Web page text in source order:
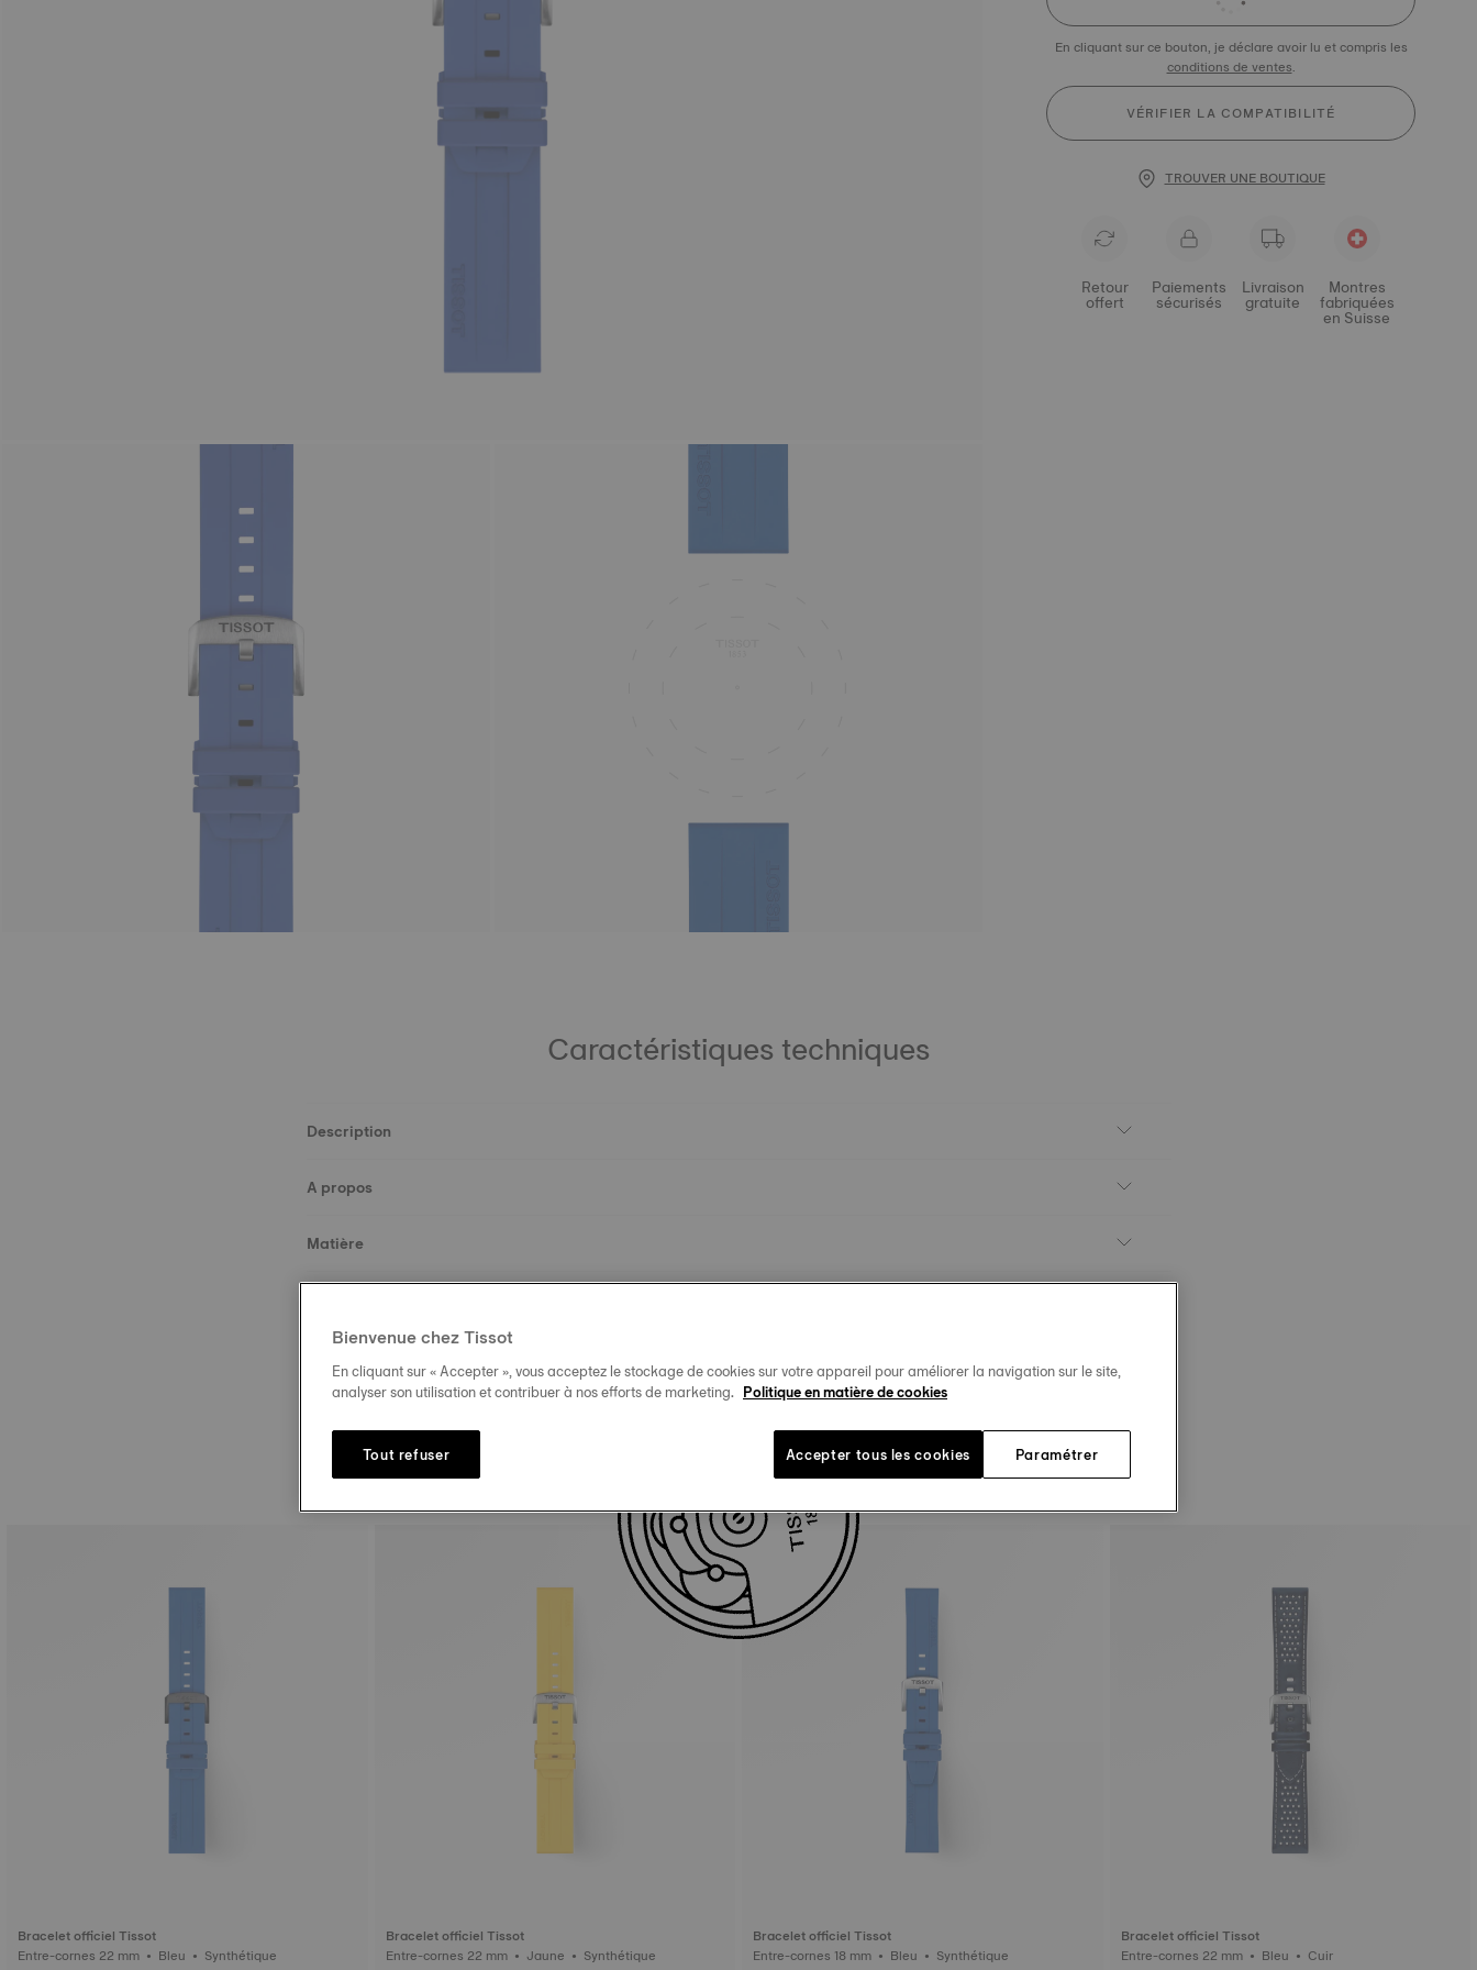
En cliquant sur ce bouton, je déclare avoir lu et compris les
conditions de ventes.
VÉRIFIER LA COMPATIBILITÉ
TROUVER UNE BOUTIQUE
Retour
offert
Paiements
sécurisés
Livraison
gratuite
Montres
fabriquées
en Suisse
Caractéristiques techniques
Description
A propos
Matière
Produits similaires
Bracelet officiel Tissot
Entre-cornes 22 mm • Bleu • Synthétique
Bracelet officiel Tissot
Entre-cornes 22 mm • Jaune • Synthétique
Bracelet officiel Tissot
Entre-cornes 18 mm • Bleu • Synthétique
Bracelet officiel Tissot
Entre-cornes 22 mm • Bleu • Cuir
Bienvenue chez Tissot
En cliquant sur « Accepter », vous acceptez le stockage de cookies sur votre appareil pour améliorer la navigation sur le site,
analyser son utilisation et contribuer à nos efforts de marketing. Politique en matière de cookies
Paramétrer
Tout refuser Accepter tous les cookies